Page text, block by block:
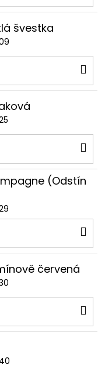
švestka
(Odstín
červená